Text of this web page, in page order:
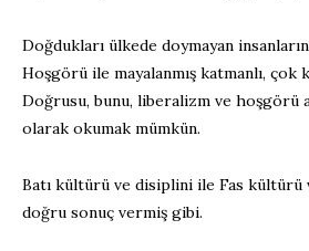
Doğdukları ülkede doymayan
Hoşgörü ile mayalanmış katmanlı,
Doğrusu, bunu, liberalizm ve hoşgörü
olarak okumak mümkün.
Batı kültürü ve disiplini ile Fas kültürü
doğru sonuç vermiş gibi.